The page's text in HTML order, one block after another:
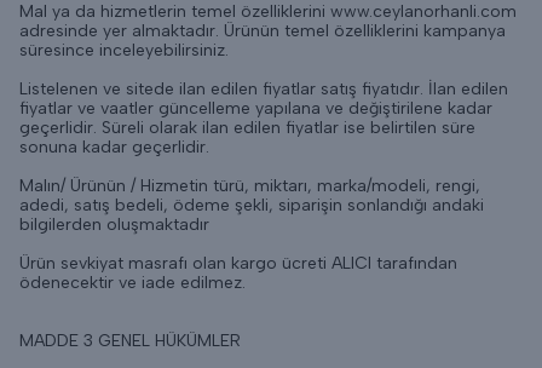
Mal ya da hizmetlerin temel özelliklerini www.ceylanorhanli.com
adresinde yer almaktadır. Ürünün temel özelliklerini kampanya
süresince inceleyebilirsiniz.
Listelenen ve sitede ilan edilen fiyatlar satış fiyatıdır. İlan edilen
fiyatlar ve vaatler güncelleme yapılana ve değiştirilene kadar
geçerlidir. Süreli olarak ilan edilen fiyatlar ise belirtilen süre
sonuna kadar geçerlidir.
Malın/ Ürünün / Hizmetin türü, miktarı, marka/modeli, rengi,
adedi, satış bedeli, ödeme şekli, siparişin sonlandığı andaki
bilgilerden oluşmaktadır
Ürün sevkiyat masrafı olan kargo ücreti ALICI tarafından
ödenecektir ve iade edilmez.
MADDE 3 GENEL HÜKÜMLER